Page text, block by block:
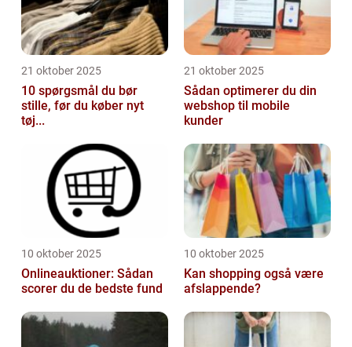
21 oktober 2025
10 spørgsmål du bør
stille, før du køber nyt
tøj...
21 oktober 2025
Sådan optimerer du din
webshop til mobile
kunder
10 oktober 2025
Onlineauktioner: Sådan
scorer du de bedste fund
10 oktober 2025
Kan shopping også være
afslappende?